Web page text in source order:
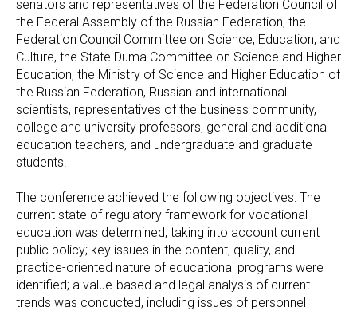
senators and representatives of the Federation Council of
the Federal Assembly of the Russian Federation, the
Federation Council Committee on Science, Education, and
Culture, the State Duma Committee on Science and Higher
Education, the Ministry of Science and Higher Education of
the Russian Federation, Russian and international
scientists, representatives of the business community,
college and university professors, general and additional
education teachers, and undergraduate and graduate
students.
The conference achieved the following objectives: The
current state of regulatory framework for vocational
education was determined, taking into account current
public policy; key issues in the content, quality, and
practice-oriented nature of educational programs were
identified; a value-based and legal analysis of current
trends was conducted, including issues of personnel